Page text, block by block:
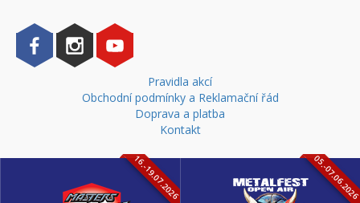
Pravidla akcí
Obchodní podmínky a Reklamační řád
Doprava a platba
Kontakt
16.-19.07.2026 05.-